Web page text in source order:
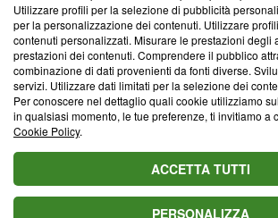
Informativa Privacy
Cookie Policy
Blasting SA, IDI CHE-247.845.224, Via
Lugano (Svizzera) Tel:+39 0690258937
© 2026 Blasting News
Utilizzare profili per la selezione di pubblicità
per la personalizzazione dei contenuti. Utilizzare
contenuti personalizzati. Misurare le prestazioni degli
prestazioni dei contenuti. Comprendere il pubblico
combinazione di dati provenienti da fonti diverse.
servizi. Utilizzare dati limitati per la selezione dei
Per conoscere nel dettaglio quali cookie utilizziamo
in qualsiasi momento, le tue preferenze, ti invitiamo a
Cookie Policy.
ACCETTA TUTTI
PERSONALIZZA